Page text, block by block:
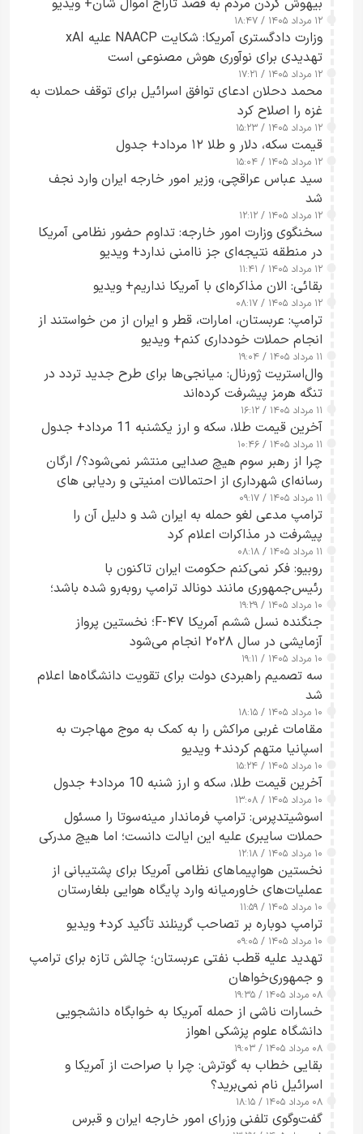
بیهوش کردن مردم به قصد تاراج اموال شان+ ویدیو
۱۲ مرداد ۱۴۰۵ / ۱۸:۴۷
وزارت دادگستری آمریکا: شکایت NAACP علیه xAI
تهدیدی برای نوآوری هوش مصنوعی است
۱۲ مرداد ۱۴۰۵ / ۱۷:۲۱
محمد دحلان ادعای توافق اسرائیل برای توقف حملات به
غزه را اصلاح کرد
۱۲ مرداد ۱۴۰۵ / ۱۵:۲۳
قیمت سکه، دلار و طلا ۱۲ مرداد+ جدول
۱۲ مرداد ۱۴۰۵ / ۱۵:۰۴
سید عباس عراقچی، وزیر امور خارجه ایران وارد نجف
شد
۱۲ مرداد ۱۴۰۵ / ۱۲:۱۲
سخنگوی وزارت امور خارجه: تداوم حضور نظامی آمریکا
در منطقه نتیجه‌ای جز ناامنی ندارد+ ویدیو
۱۲ مرداد ۱۴۰۵ / ۱۱:۴۱
بقائی: الان مذاکره‌ای با آمریکا نداریم+ ویدیو
۱۲ مرداد ۱۴۰۵ / ۰۸:۱۷
ترامپ: عربستان، امارات، قطر و ایران از من خواستند از
انجام حملات خودداری کنم+ ویدیو
۱۱ مرداد ۱۴۰۵ / ۱۹:۰۴
وال‌استریت ژورنال: میانجی‌ها برای طرح جدید تردد در
تنگه هرمز پیشرفت کرده‌اند
۱۱ مرداد ۱۴۰۵ / ۱۶:۱۲
آخرین قیمت طلا، سکه و ارز یکشنبه 11 مرداد+ جدول
۱۱ مرداد ۱۴۰۵ / ۱۰:۴۶
چرا از رهبر سوم هیچ صدایی منتشر نمی‌شود؟/ ارگان
رسانه‌ای شهرداری از احتمالات امنیتی و ردیابی های
جاسوسی گفت
۱۱ مرداد ۱۴۰۵ / ۰۹:۱۷
ترامپ مدعی لغو حمله به ایران شد و دلیل آن را
پیشرفت در مذاکرات اعلام کرد
۱۱ مرداد ۱۴۰۵ / ۰۸:۱۸
روبیو: فکر نمی‌کنم حکومت ایران تاکنون با
رئیس‌جمهوری مانند دونالد ترامپ روبه‌رو شده باشد؛
کسی که واقعاً دست به اقدام می‌زند
۱۰ مرداد ۱۴۰۵ / ۱۹:۲۹
جنگنده نسل ششم آمریکا F-۴۷؛ نخستین پرواز
آزمایشی در سال ۲۰۲۸ انجام می‌شود
۱۰ مرداد ۱۴۰۵ / ۱۹:۱۱
سه تصمیم راهبردی دولت برای تقویت دانشگاه‌ها اعلام
شد
۱۰ مرداد ۱۴۰۵ / ۱۸:۱۵
مقامات غربی مراکش را به کمک به موج مهاجرت به
اسپانیا متهم کردند+ ویدیو
۱۰ مرداد ۱۴۰۵ / ۱۵:۲۴
آخرین قیمت طلا، سکه و ارز شنبه 10 مرداد+ جدول
۱۰ مرداد ۱۴۰۵ / ۱۳:۰۸
اسوشیتدپرس: ترامپ فرماندار مینه‌سوتا را مسئول
حملات سایبری علیه این ایالت دانست؛ اما هیچ مدرکی
ارائه نکرد
۱۰ مرداد ۱۴۰۵ / ۱۲:۱۸
نخستین هواپیماهای نظامی آمریکا برای پشتیبانی از
عملیات‌های خاورمیانه وارد پایگاه هوایی بلغارستان
شدند
۱۰ مرداد ۱۴۰۵ / ۱۱:۵۹
ترامپ دوباره بر تصاحب گرینلند تأکید کرد+ ویدیو
۱۰ مرداد ۱۴۰۵ / ۰۹:۰۵
تهدید علیه قطب نفتی عربستان؛ چالش تازه برای ترامپ
و جمهوری‌خواهان
۰۸ مرداد ۱۴۰۵ / ۱۹:۳۵
خسارات ناشی از حمله آمریکا به خوابگاه دانشجویی
دانشگاه علوم پزشکی اهواز
۰۸ مرداد ۱۴۰۵ / ۱۹:۰۳
بقایی خطاب به گوترش: چرا با صراحت از آمریکا و
اسرائیل نام نمی‌برید؟
۰۸ مرداد ۱۴۰۵ / ۱۸:۱۵
گفت‌وگوی تلفنی وزرای امور خارجه ایران و قبرس